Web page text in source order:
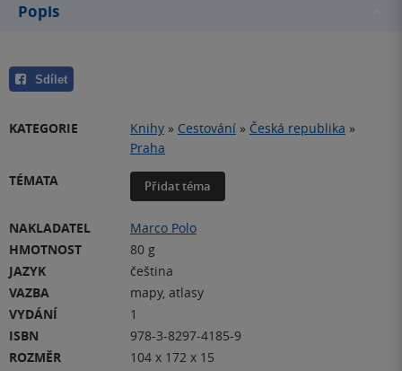
Popis
Sdílet
KATEGORIE Knihy » Cestování » Česká republika »
Praha
TÉMATA
Přidat téma
NAKLADATEL
Marco Polo
HMOTNOST
80 g
JAZYK
čeština
VAZBA
mapy, atlasy
VYDÁNÍ
1
ISBN
978-3-8297-4185-9
ROZMĚR
104 x 172 x 15